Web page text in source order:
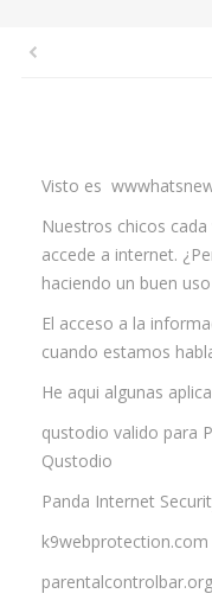
Quienes
Info
Visto es
Nuestros chicos
accede a internet.
haciendo un buen
El acceso a la
cuando estamos
He aqui algunas
qustodio valido para
Qustodio
Panda Internet
k9webprotection.com
parentalcontrolbar.org